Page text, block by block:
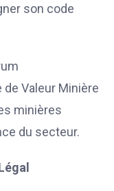
son code
Valeur Minière
minières
du secteur.